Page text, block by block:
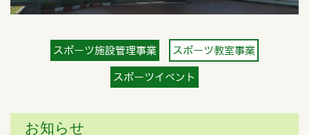
スポーツ施設管理事業 スポーツ教室事業
スポーツイベント
お知らせ